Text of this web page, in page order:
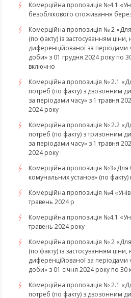
Комерційна пропозиція №4.1
безоблікового споживання
Комерційна пропозиція № 2
(по факту) із застосуванням ціни,
диференційованої за періодами
доби» з 01 грудня 2024 року по
включно
Комерційна пропозиція № 2.1
потреб (по факту) з двозонним
за періодами часу» з 1 травня
2024 року
Комерційна пропозиція № 2.2
потреб (по факту) з тризонним
за періодами часу» з 1 травня
2024 року
Комерційна пропозиція
комунальних установ» (по
Комерційна пропозиція №4
травень 2024 р
Комерційна пропозиція №4.1
травень 2024 року
Комерційна пропозиція № 2
(по факту) із застосуванням ціни,
диференційованої за періодами
доби» з 01 січня 2024 року по 30
Комерційна пропозиція № 2.1
потреб (по факту) з двозонним